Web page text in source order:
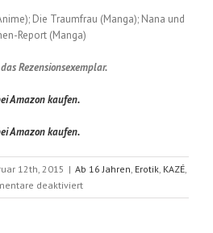
Die Traumfrau (Manga); Nana und
Report (Manga)
Rezensionsexemplar.
Amazon kaufen.
Amazon kaufen.
12th, 2015 | Ab 16 Jahren, Erotik, KAZÉ,
deaktiviertfür
Heimliche